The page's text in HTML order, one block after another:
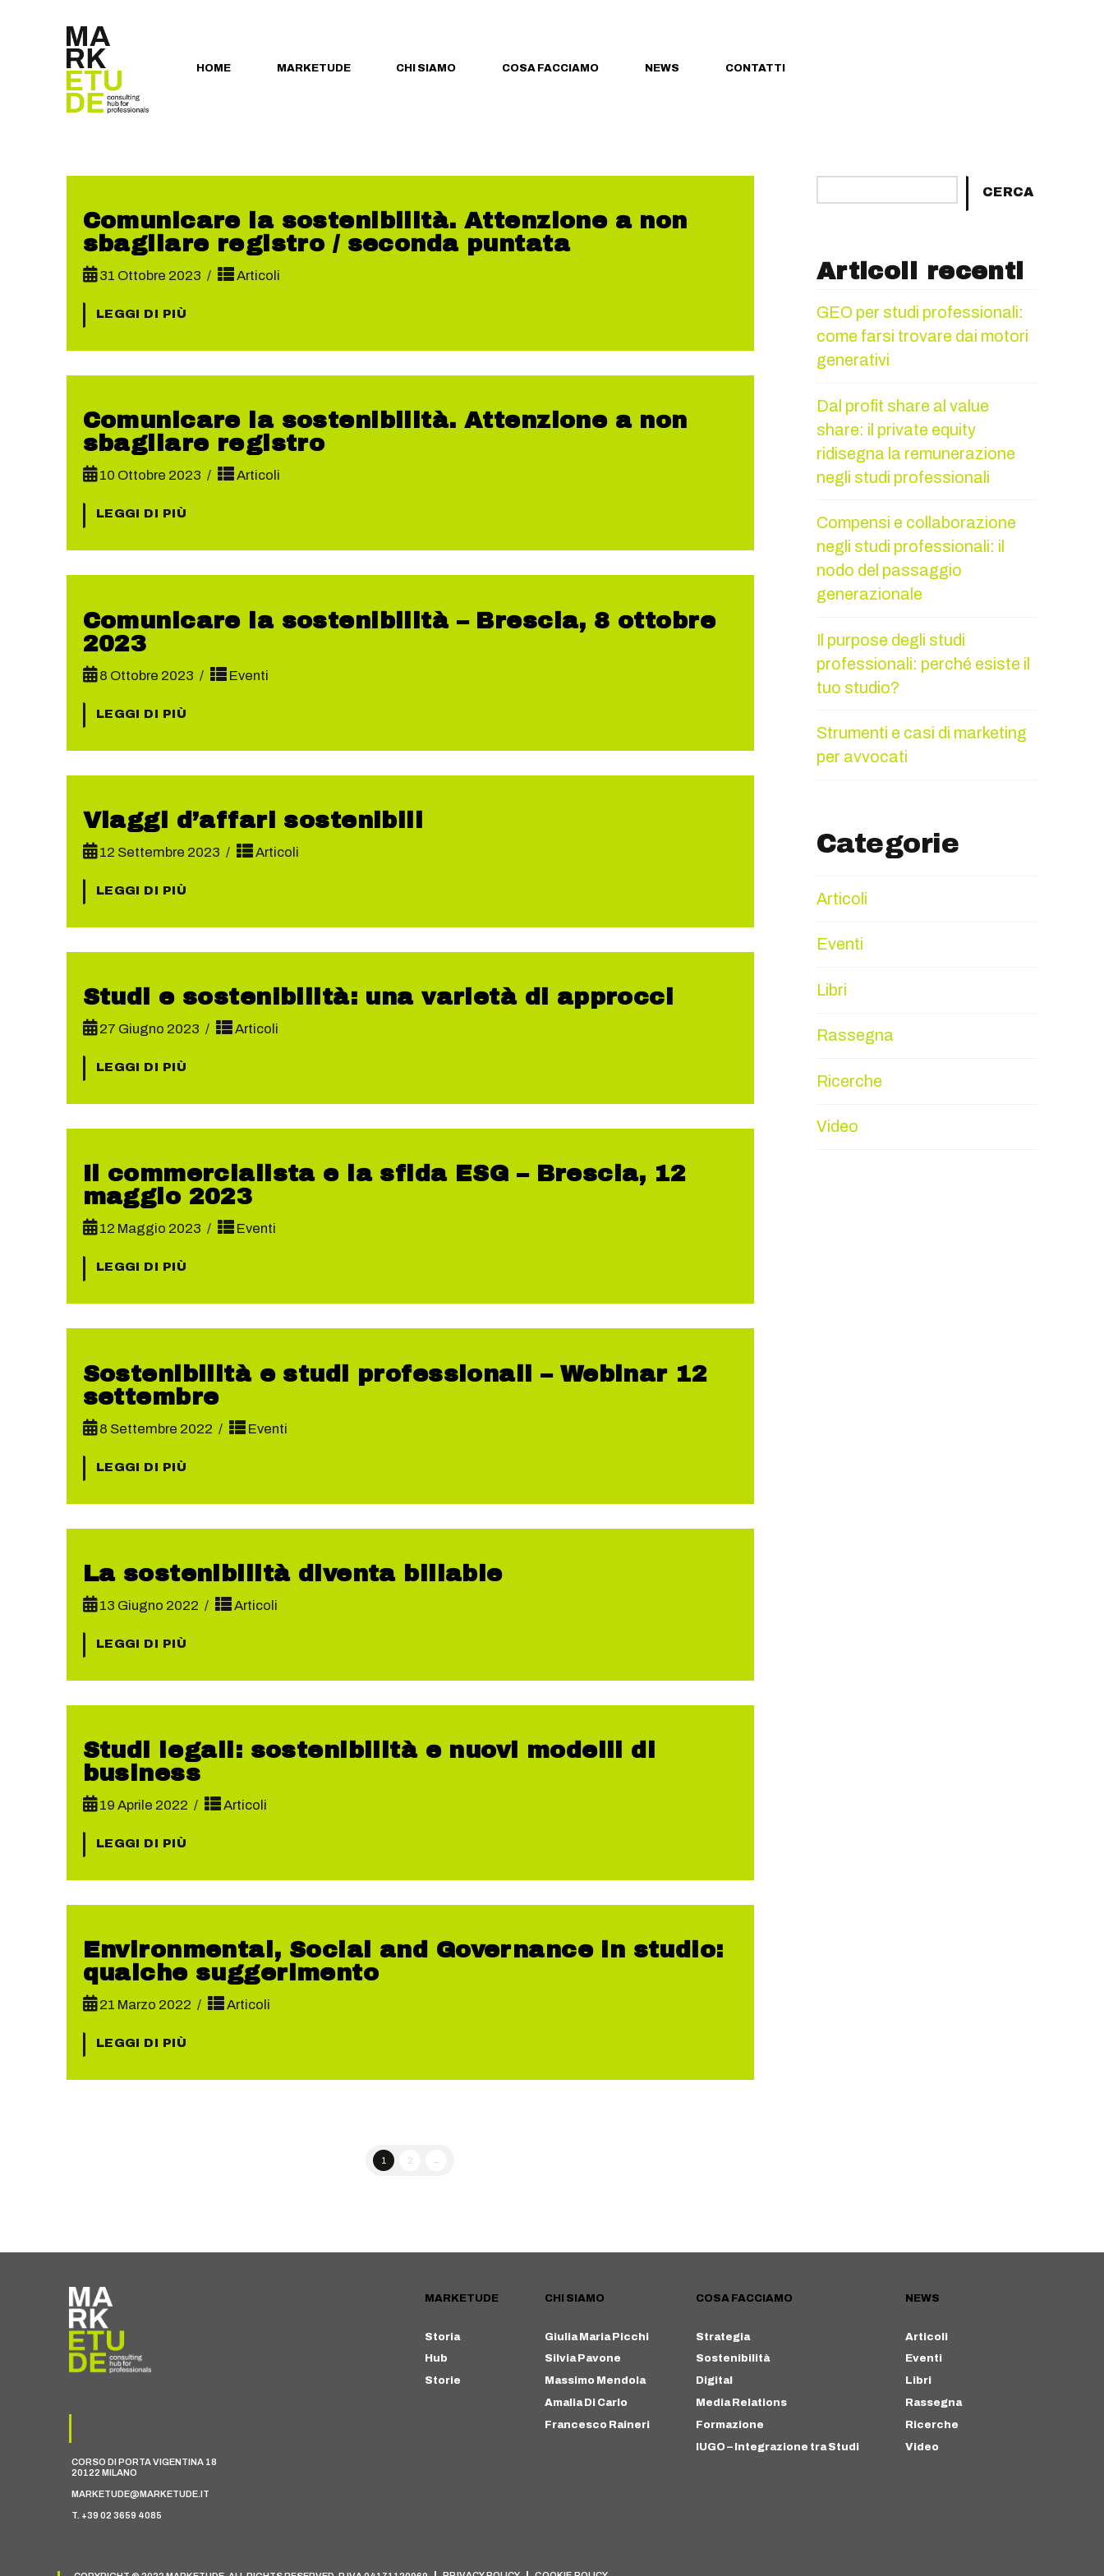
HOME MARKETUDE CHI SIAMO COSA FACCIAMO NEWS CONTATTI
Comunicare la sostenibilità. Attenzione a non
sbagliare registro / seconda puntata
31 Ottobre 2023 Articoli
LEGGI DI PIÙ
Comunicare la sostenibilità. Attenzione a non
sbagliare registro
10 Ottobre 2023 Articoli
LEGGI DI PIÙ
Comunicare la sostenibilità – Brescia, 8 ottobre
2023
8 Ottobre 2023 Eventi
LEGGI DI PIÙ
Viaggi d’affari sostenibili
12 Settembre 2023 Articoli
LEGGI DI PIÙ
Studi e sostenibilità: una varietà di approcci
27 Giugno 2023 Articoli
LEGGI DI PIÙ
Il commercialista e la sfida ESG – Brescia, 12
maggio 2023
12 Maggio 2023 Eventi
LEGGI DI PIÙ
Sostenibilità e studi professionali – Webinar 12
settembre
8 Settembre 2022 Eventi
LEGGI DI PIÙ
La sostenibilità diventa billable
13 Giugno 2022 Articoli
LEGGI DI PIÙ
Studi legali: sostenibilità e nuovi modelli di
business
19 Aprile 2022 Articoli
LEGGI DI PIÙ
Environmental, Social and Governance in studio:
qualche suggerimento
21 Marzo 2022 Articoli
LEGGI DI PIÙ
1 2 →
CERCA
Articoli recenti
GEO per studi professionali:
come farsi trovare dai motori
generativi
Dal profit share al value
share: il private equity
ridisegna la remunerazione
negli studi professionali
Compensi e collaborazione
negli studi professionali: il
nodo del passaggio
generazionale
Il purpose degli studi
professionali: perché esiste il
tuo studio?
Strumenti e casi di marketing
per avvocati
Categorie
Articoli
Eventi
Libri
Rassegna
Ricerche
Video
CORSO DI PORTA VIGENTINA 18
20122 MILANO
MARKETUDE@MARKETUDE.IT
T. +39 02 3659 4085
MARKETUDE
Storia
Hub
Storie
CHI SIAMO
Giulia Maria Picchi
Silvia Pavone
Massimo Mendola
Amalia Di Carlo
Francesco Raineri
COSA FACCIAMO
Strategia
Sostenibilità
Digital
Media Relations
Formazione
IUGO – Integrazione tra Studi
NEWS
Articoli
Eventi
Libri
Rassegna
Ricerche
Video